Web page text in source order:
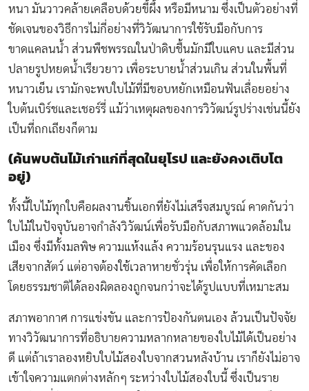
หนา มันวาวคล้ายเคลือบด้วยขี้ผึ้ง หรือมีหนาม ซึ่งเป็นตัวอย่างที่
ชัดเจนของวิธีการไม่กี่อย่างที่วิวัฒนาการใช้รับมือกับการ
ขาดแคลนน้ำ ส่วนพืชพรรณในป่าดิบชื้นมักมีใบแคบ และมีส่วน
ปลายรูปหยดน้ำเรียวยาว เพื่อระบายน้ำส่วนเกิน ส่วนในพื้นที่
หนาวเย็น เรามักจะพบใบไม้ที่มีขอบหยักเหมือนฟันเลื่อยอย่าง
ใบต้นเบิร์ชและเชอร์รี่ แม้ว่าเหตุผลของการวิวัฒน์รูปร่างเช่นนี้ยัง
เป็นที่ถกเถียงก็ตาม
(ค้นพบต้นไม้เก่าแก่ที่สุดในยุโรป และยังคงเติบโต
อยู่)
ทั้งนี้ใบไม้ทุกใบคือผลงานชิ้นเอกที่ยังไม่เสร็จสมบูรณ์ คาดกันว่า
ใบไม้ในปัจจุบันอาจกำลังวิวัฒน์เพื่อรับมือกับสภาพแวดล้อมใน
เมือง ซึ่งมีทั้งมลพิษ ความแห้งแล้ง ความร้อนรุนแรง และของ
เสียจากสัตว์ แต่อาจต้องใช้เวลาหายชั่วรุ่น เพื่อให้การคัดเลือก
โดยธรรมชาติได้ลองผิดลองถูกจนกว่าจะได้รูปแบบที่เหมาะสม
สภาพอากาศ การแข่งขัน และการป้องกันตนเอง ล้วนเป็นปัจจัย
ทางวิวัฒนาการที่อธิบายความหลากหลายของใบไม้ได้เป็นอย่าง
ดี แต่ถ้าเราลองหยิบใบไม้สองใบจากสวนหลังบ้าน เราก็ยังไม่อาจ
เข้าใจความแตกต่างหลักๆ ระหว่างใบไม้สองใบนี้ ซึ่งเป็นราย